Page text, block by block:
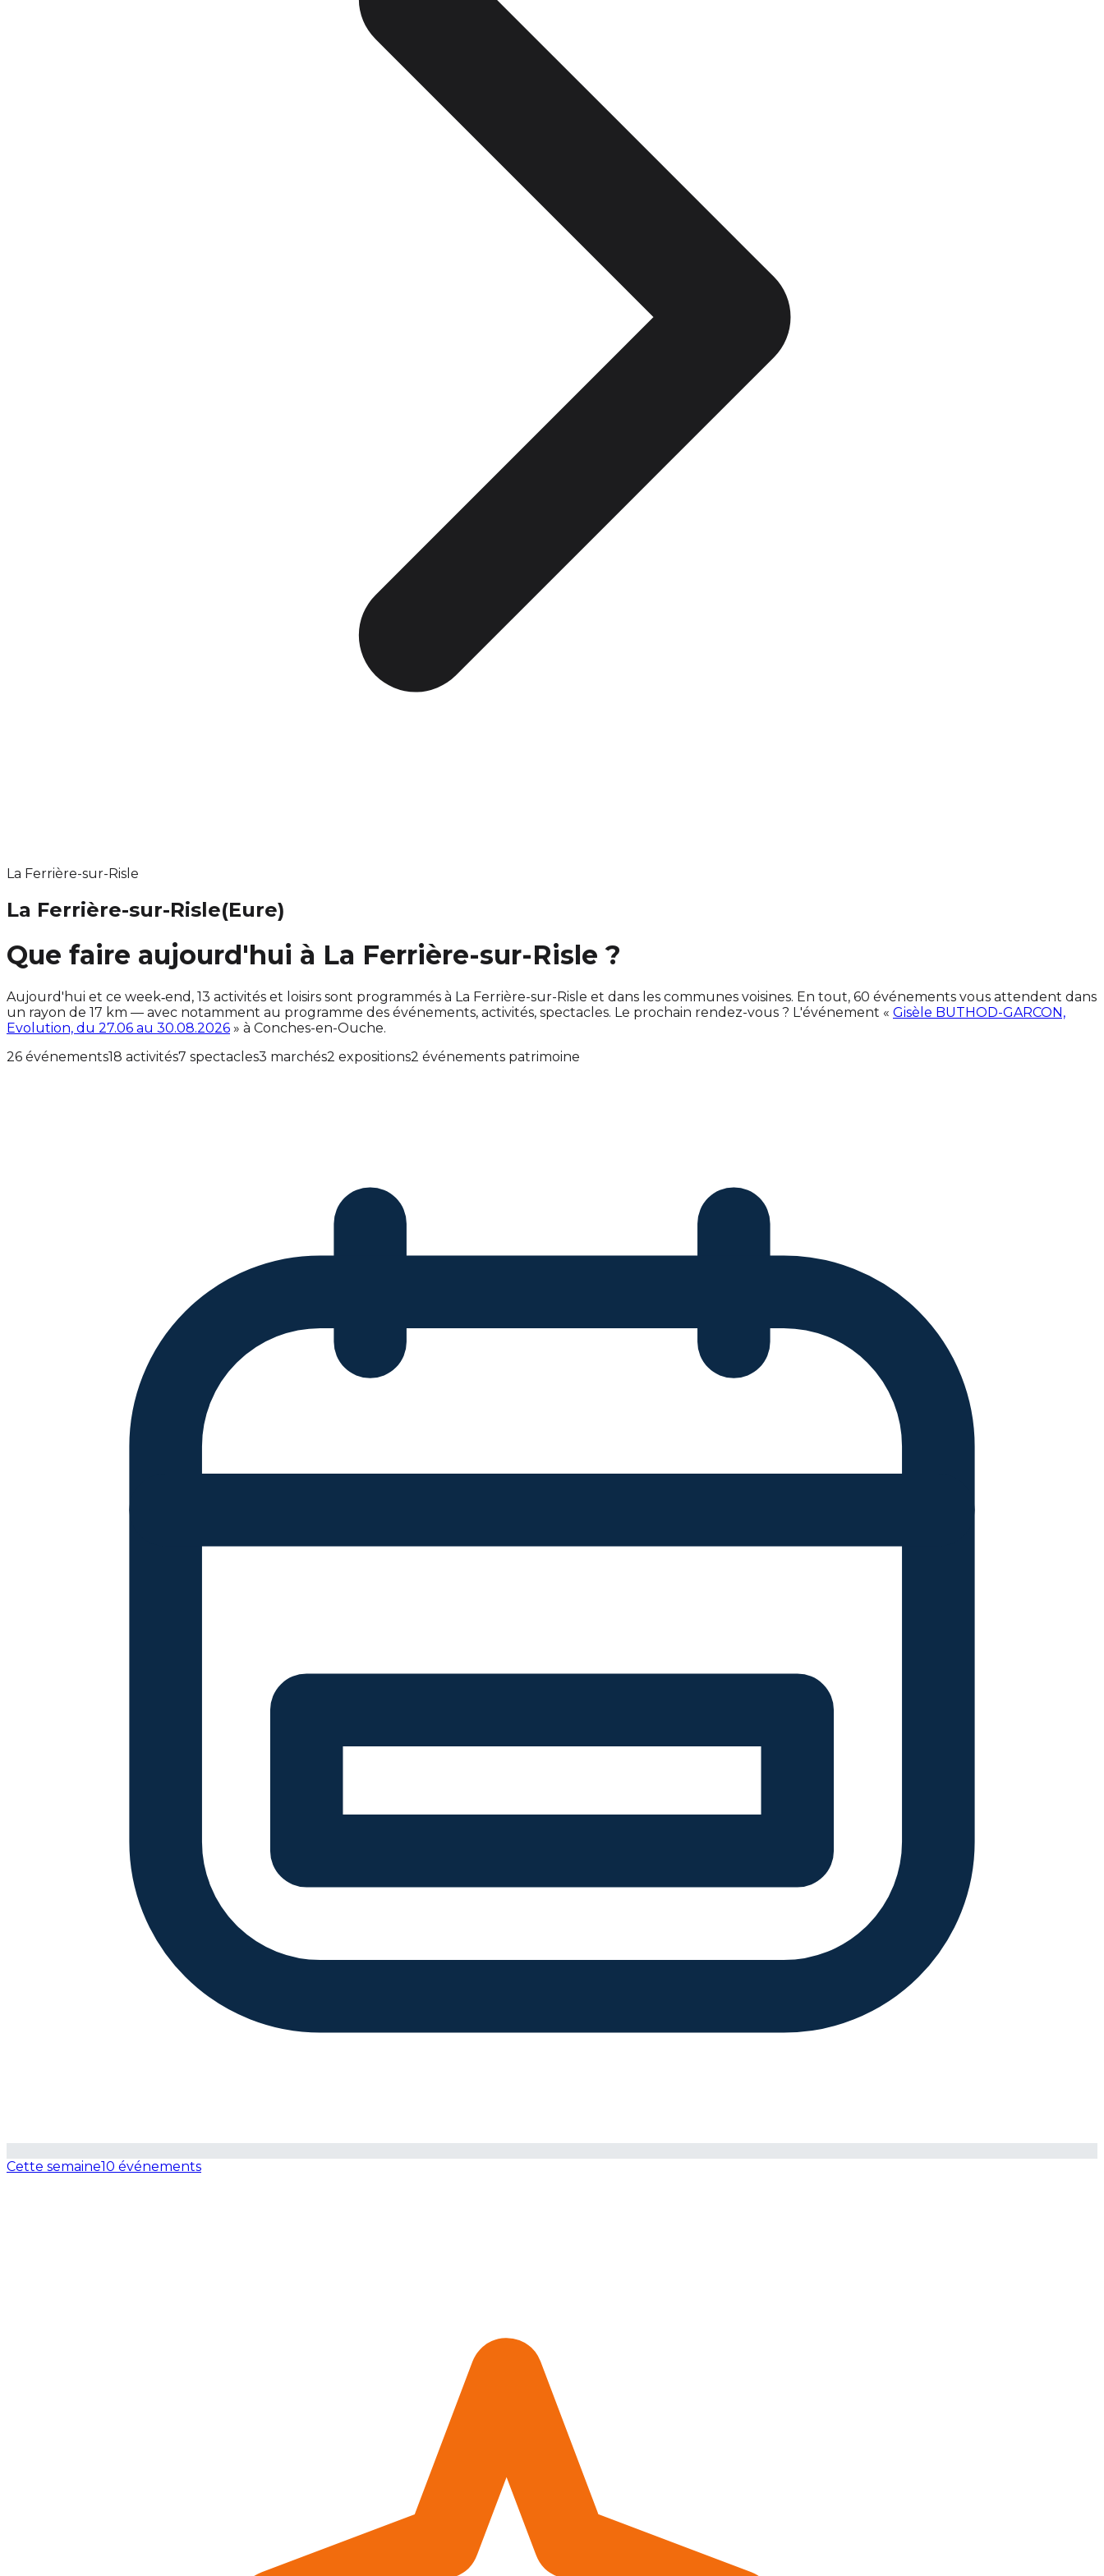
La Ferrière-sur-Risle
La Ferrière-sur-Risle(Eure)
Que faire aujourd'hui à La Ferrière-sur-Risle ?
Aujourd'hui et ce week‑end, 13 activités et loisirs sont programmés à La Ferrière-sur-Risle et dans les communes voisines. En tout, 60 événements vous attendent dans
un rayon de 17 km — avec notamment au programme des événements, activités, spectacles. Le prochain rendez-vous ? L'événement « Gisèle BUTHOD-GARCON,
Evolution, du 27.06 au 30.08.2026 » à Conches-en-Ouche.
26 événements18 activités7 spectacles3 marchés2 expositions2 événements patrimoine
Cette semaine10 événements